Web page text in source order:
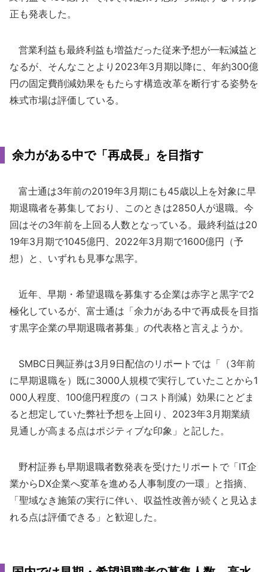
正も発表した。
営業利益も最終利益も増益だった従来予想が一転減益と
なるが、そんなことより2023年3月期以降に、年約300億
円の固定費削減効果をもたらす構造改革を断行する姿勢を
株式市場は評価している。
余力がある中で「再成長」を目指す
富士通は3年前の2019年3月期にも45歳以上を対象に早
期退職者を募集しており、このときは2850人が退職。今
回はその3年前を上回る人数となっている。最終利益は20
19年3月期で1045億円、2022年3月期で1600億円（予
想）と、いずれも見事な黒字。
近年、早期・希望退職を募集する企業は赤字と黒字で2
極化しているが、富士通は「余力がある中で再成長を目指
す黒字企業の早期退職者募集」の代表格と言えようか。
SMBC日興証券は3月9日配信のリポートでは「（3年前
に早期退職を）既に3000人規模で実行していたことから1
000人程度、100億円程度の（コスト削減）効果にとどま
ると想定していた弊社予想を上回り、2023年3月期業績
見通しが高まる点はポジティブな印象」と記した。
野村証券も早期退職者数発表を受けたリポートで「IT企
業からDX企業へ変革を進める人事制度の一環」と指摘、
「聖域なき施策の実行に伴い、収益性改善が続くと見込ま
れる点は評価できる」と歓迎した。